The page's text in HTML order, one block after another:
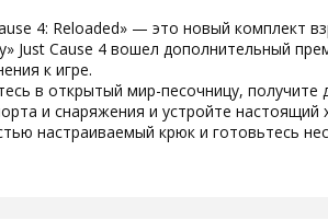
4: Reloaded» — это новый комплект
Just Cause 4 вошел дополнительный
к игре.
в открытый мир-песочницу, получите
и снаряжения и устройте настоящий
настраиваемый крюк и готовьтесь